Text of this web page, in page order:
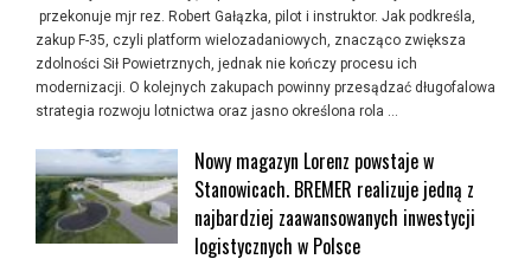
przekonuje mjr rez. Robert Gałązka, pilot i instruktor. Jak podkreśla,
zakup F-35, czyli platform wielozadaniowych, znacząco zwiększa
zdolności Sił Powietrznych, jednak nie kończy procesu ich
modernizacji. O kolejnych zakupach powinny przesądzać długofalowa
strategia rozwoju lotnictwa oraz jasno określona rola …
Nowy magazyn Lorenz powstaje w
Stanowicach. BREMER realizuje jedną z
najbardziej zaawansowanych inwestycji
logistycznych w Polsce